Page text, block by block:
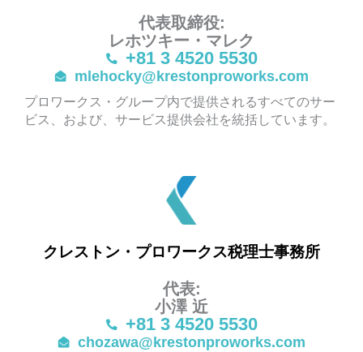
代表取締役:
レホツキー・マレク
+81 3 4520 5530
mlehocky@krestonproworks.com
プロワークス・グループ内で提供されるすべてのサー
ビス、および、サービス提供会社を統括しています。
クレストン・プロワークス税理士事務所
代表:
小澤 近
+81 3 4520 5530
chozawa@krestonproworks.com